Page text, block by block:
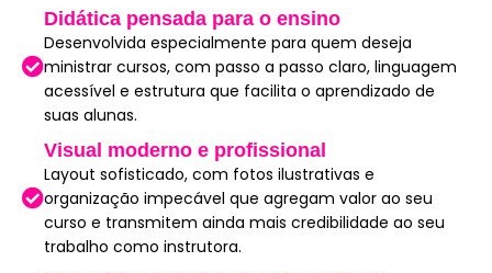
Didática pensada para o ensino
Desenvolvida especialmente para quem deseja
ministrar cursos, com passo a passo claro, linguagem
acessível e estrutura que facilita o aprendizado de
suas alunas.
Visual moderno e profissional
Layout sofisticado, com fotos ilustrativas e
organização impecável que agregam valor ao seu
curso e transmitem ainda mais credibilidade ao seu
trabalho como instrutora.